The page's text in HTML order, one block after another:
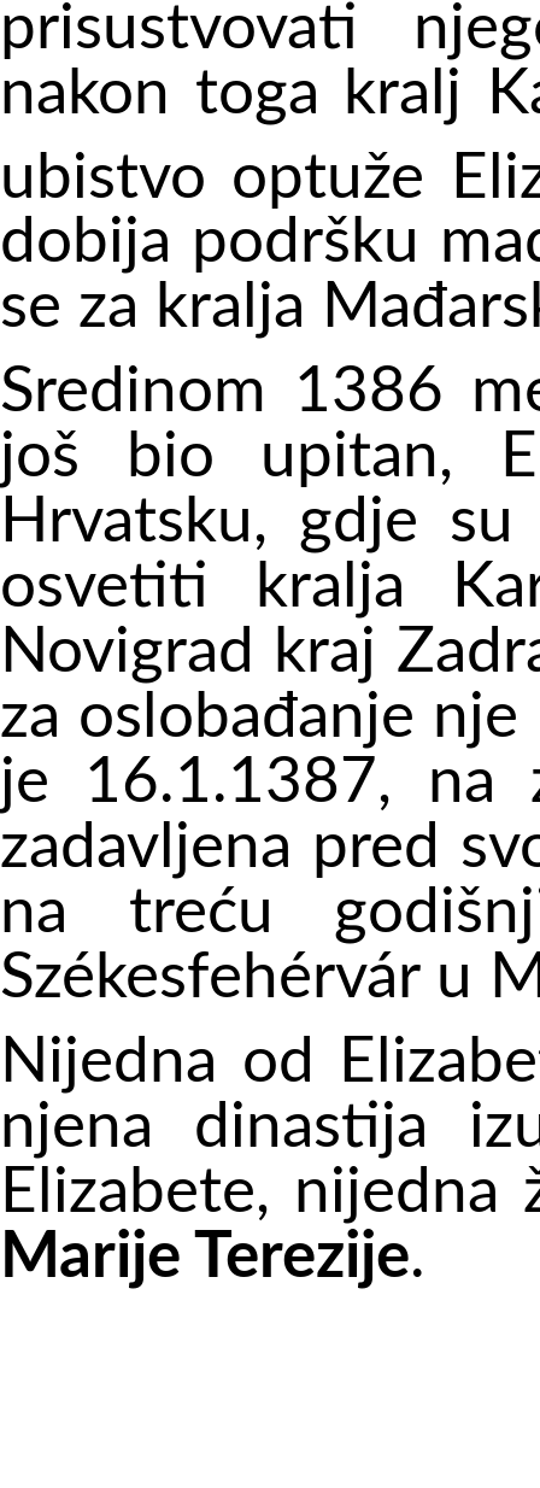
prisustvovati
nakon toga kralj
ubistvo optuže
dobija podršku
se za kralja
Sredinom 1386
još bio upitan,
Hrvatsku, gdje
osvetiti kralja
Novigrad kraj
za oslobađanje
je 16.1.1387, na
zadavljena pred
na treću
Székesfehérvár u
Nijedna od
njena dinastija
Elizabete,
Marije Terezije.